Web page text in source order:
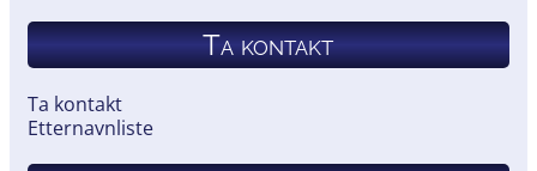
Ta kontakt
Ta kontakt
Etternavnliste